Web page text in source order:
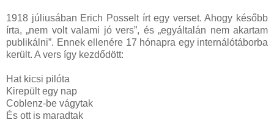
1918 júliusában Erich Posselt írt egy verset. Ahogy később
írta, „nem volt valami jó vers”, és „egyáltalán nem akartam
publikálni”. Ennek ellenére 17 hónapra egy internálótáborba
került. A vers így kezdődött:
Hat kicsi pilóta
Kirepült egy nap
Coblenz-be vágytak
És ott is maradtak